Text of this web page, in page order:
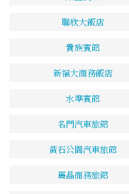
聯欣大飯店
貴族賓館
新福大商務飯店
水準賓館
名門汽車旅館
黃石公園汽車旅館
麗晶商務旅館